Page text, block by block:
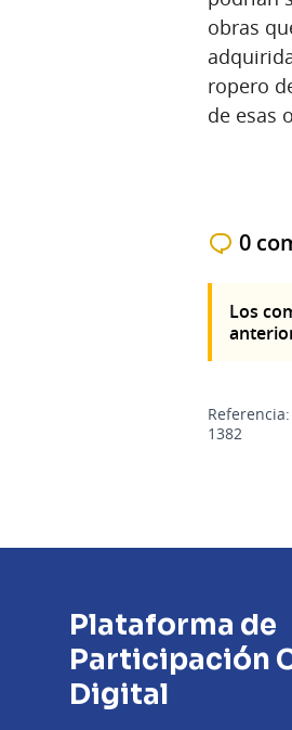
obras
ropero
de esas
0
Los
Referencia:
1382
Plataforma de
Participación
Digital